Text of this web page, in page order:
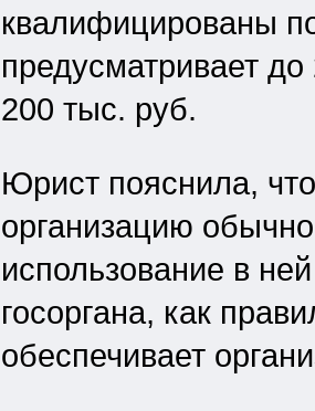
квалифицированы
предусматривает
200 тыс. руб.
Юрист пояснила,
организацию
использование в
госоргана, как
обеспечивает